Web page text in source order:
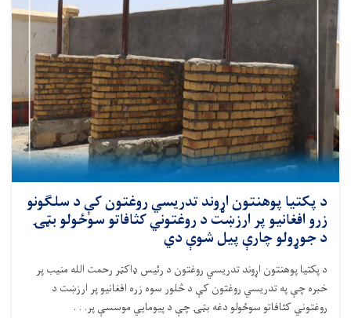
د پکتیا پوهنتون اړوند تدریسي روغتون کې د سلګونو
زرو افغانیو پر ارزښت د روغتوني کثافاتو سوځولو بټۍ
د جوړولو چارې پیل شوې دي
د پکتیا پوهنتون اړوند تدریسي روغتون د رئیس ډاکټر رحمت الله منیب پر
خبره چې په تدریسي روغتون کې د څلور سوه زره افغانیو پر ارزښت د
روغتوني کثافاتو سوځولو دغه بټۍ چې د پیومايي موسسې پر. . .